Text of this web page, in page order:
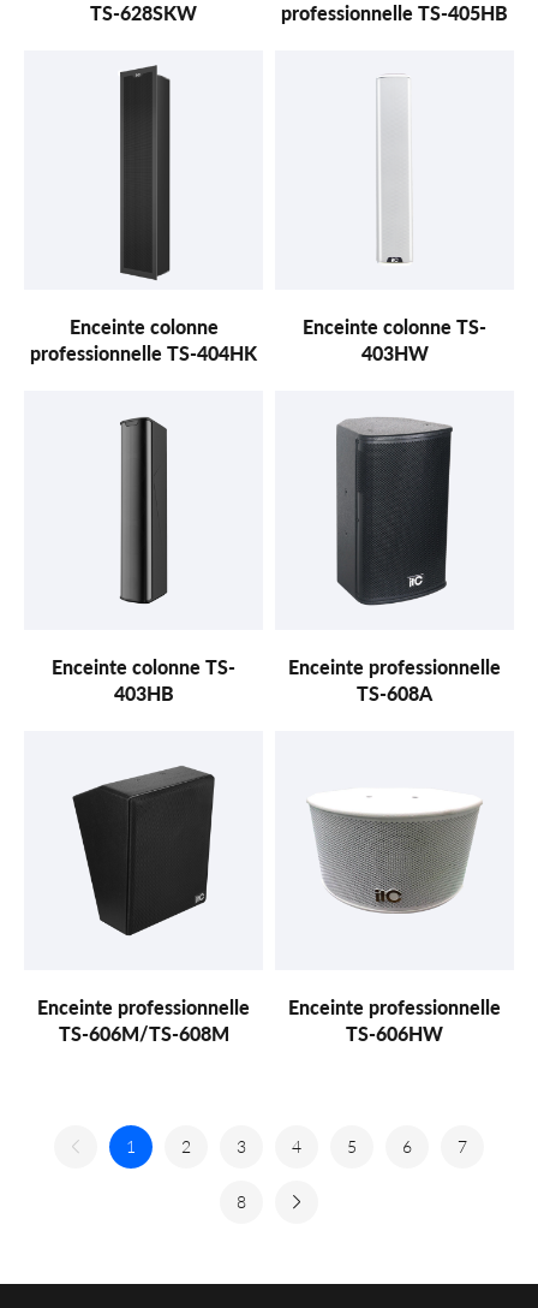
TS-628SKW
professionnelle TS-405HB
Enceinte colonne
professionnelle TS-404HK
Enceinte colonne TS-
403HW
Enceinte colonne TS-
403HB
Enceinte professionnelle
TS-608A
Enceinte professionnelle
TS-606M/TS-608M
Enceinte professionnelle
TS-606HW
1 2 3 4 5 6 7
8